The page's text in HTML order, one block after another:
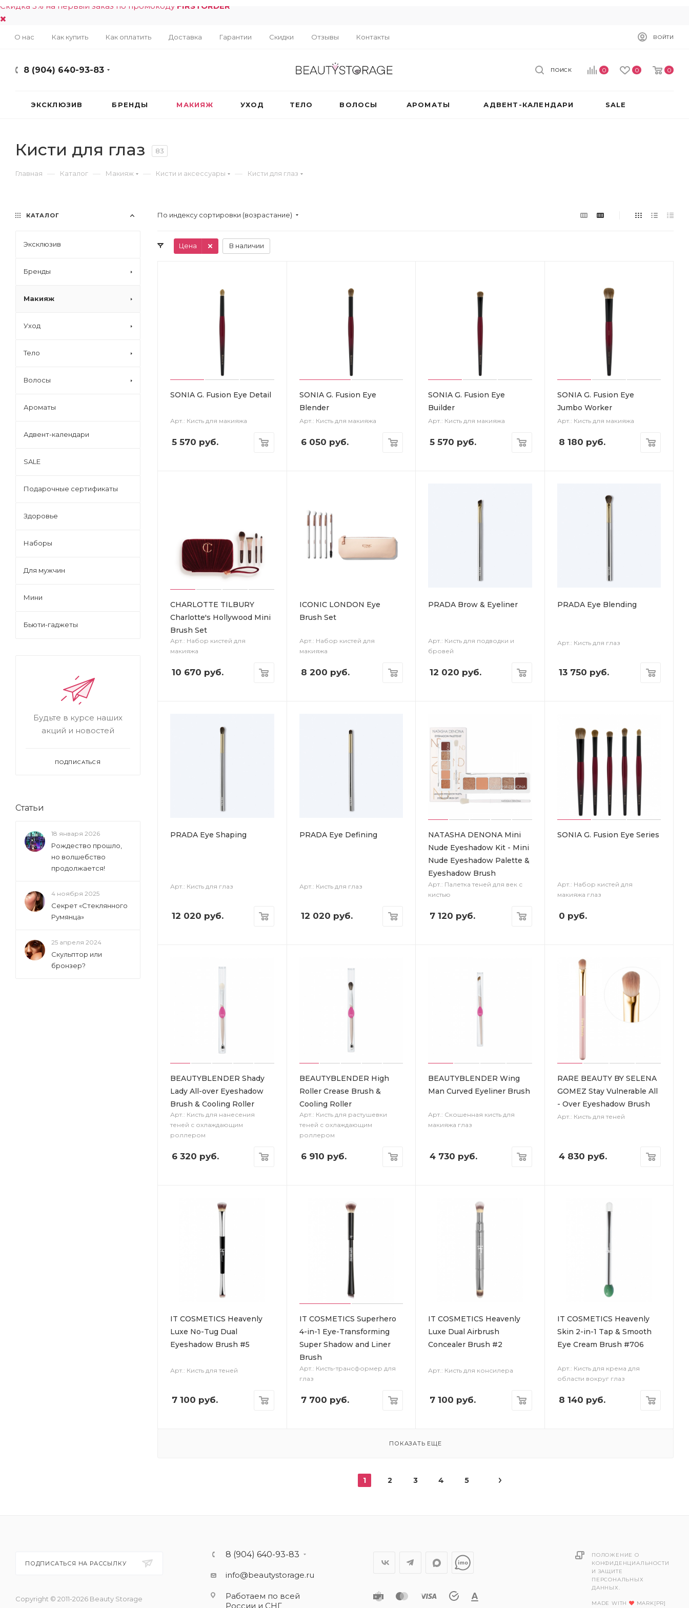
Скидка 5% на первый заказ по промокоду FIRSTORDER
О нас Как купить Как оплатить Доставка Гарантии Скидки Отзывы Контакты ВОЙТИ
8 (904) 640-93-83 0 0 0
ПОИСК
ЭКСКЛЮЗИВ БРЕНДЫ МАКИЯЖ УХОД ТЕЛО ВОЛОСЫ АРОМАТЫ АДВЕНТ-КАЛЕНДАРИ SALE
Кисти для глаз 83
Главная — Каталог — Макияж — Кисти и аксессуары — Кисти для глаз
По индексу сортировки (возрастание)
Цена В наличии
SONIA G. Fusion Eye Detail
Арт.: Кисть для макияжа
5 570 руб.
SONIA G. Fusion Eye
Blender
Арт.: Кисть для макияжа
6 050 руб.
SONIA G. Fusion Eye
Builder
Арт.: Кисть для макияжа
5 570 руб.
SONIA G. Fusion Eye
Jumbo Worker
Арт.: Кисть для макияжа
8 180 руб.
CHARLOTTE TILBURY
Charlotte's Hollywood Mini
Brush Set
Арт.: Набор кистей для
макияжа
10 670 руб.
ICONIC LONDON Eye
Brush Set
Арт.: Набор кистей для
макияжа
8 200 руб.
PRADA Brow & Eyeliner
Арт.: Кисть для подводки и
бровей
12 020 руб.
PRADA Eye Blending
Арт.: Кисть для глаз
13 750 руб.
PRADA Eye Shaping
Арт.: Кисть для глаз
12 020 руб.
PRADA Eye Defining
Арт.: Кисть для глаз
12 020 руб.
NATASHA DENONA Mini
Nude Eyeshadow Kit - Mini
Nude Eyeshadow Palette &
Eyeshadow Brush
Арт.: Палетка теней для век с
кистью
7 120 руб.
SONIA G. Fusion Eye Series
Арт.: Набор кистей для
макияжа глаз
0 руб.
BEAUTYBLENDER Shady
Lady All-over Eyeshadow
Brush & Cooling Roller
Арт.: Кисть для нанесения
теней с охлаждающим
роллером
6 320 руб.
BEAUTYBLENDER High
Roller Crease Brush &
Cooling Roller
Арт.: Кисть для растушевки
теней с охлаждающим
роллером
6 910 руб.
BEAUTYBLENDER Wing
Man Curved Eyeliner Brush
Арт.: Скошенная кисть для
макияжа глаз
4 730 руб.
RARE BEAUTY BY SELENA
GOMEZ Stay Vulnerable All
- Over Eyeshadow Brush
Арт.: Кисть для теней
4 830 руб.
IT COSMETICS Heavenly
Luxe No-Tug Dual
Eyeshadow Brush #5
Арт.: Кисть для теней
7 100 руб.
IT COSMETICS Superhero
4-in-1 Eye-Transforming
Super Shadow and Liner
Brush
Арт.: Кисть-трансформер для
глаз
7 700 руб.
IT COSMETICS Heavenly
Luxe Dual Airbrush
Concealer Brush #2
Арт.: Кисть для консилера
7 100 руб.
IT COSMETICS Heavenly
Skin 2-in-1 Tap & Smooth
Eye Cream Brush #706
Арт.: Кисть для крема для
области вокруг глаз
8 140 руб.
ПОКАЗАТЬ ЕЩЕ
1 2 3 4 5
КАТАЛОГ
Эксклюзив
Бренды
Макияж
Уход
Тело
Волосы
Ароматы
Адвент-календари
SALE
Подарочные сертификаты
Здоровье
Наборы
Для мужчин
Мини
Бьюти-гаджеты
Будьте в курсе наших
акций и новостей
ПОДПИСАТЬСЯ
Статьи
18 января 2026
Рождество прошло,
но волшебство
продолжается!
4 ноября 2025
Секрет «Стеклянного
Румянца»
25 апреля 2024
Скульптор или
бронзер?
ПОДПИСАТЬСЯ НА РАССЫЛКУ
Copyright © 2011-2026 Beauty Storage
8 (904) 640-93-83
info@beautystorage.ru
Работаем по всей
России и СНГ
ПОЛОЖЕНИЕ О
КОНФИДЕНЦИАЛЬНОСТИ
И ЗАЩИТЕ
ПЕРСОНАЛЬНЫХ
ДАННЫХ.
MADE WITH MARK[PR]